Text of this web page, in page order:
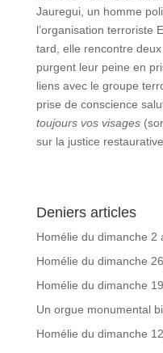
Jauregui, un homme
l’organisation terroriste
tard, elle rencontre
purgent leur peine en
liens avec le groupe
prise de conscience
toujours vos visages
sur la justice restaurative.
Deniers articles
Homélie du dimanche 2
Homélie du dimanche
Homélie du dimanche
Un orgue monumental
Homélie du dimanche